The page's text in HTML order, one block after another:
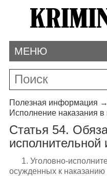
МЕНЮ
Полезная информация →
Исполнение наказания
Статья 54.
исполнительной
1. Уголовно-
осужденных к